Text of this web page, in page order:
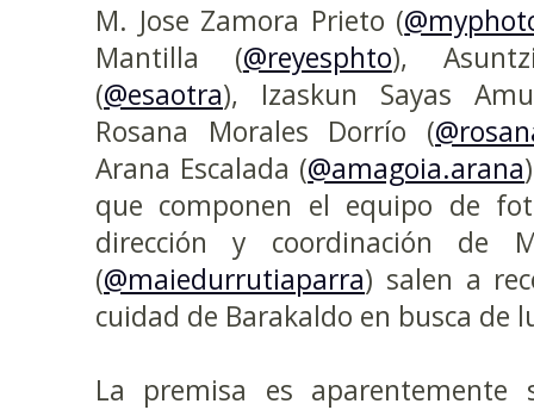
M. Jose Zamora Prieto (
Mantilla (@reyesphto),
(@esaotra), Izaskun Sayas
Rosana Morales Dorrío (
Arana Escalada (@amagoia.arana
que componen el equipo de
dirección y coordinación de
(@maiedurrutiaparra) salen a
cuidad de Barakaldo en busca de
La premisa es aparentemente